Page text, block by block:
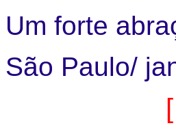
Um forte
São Paulo/